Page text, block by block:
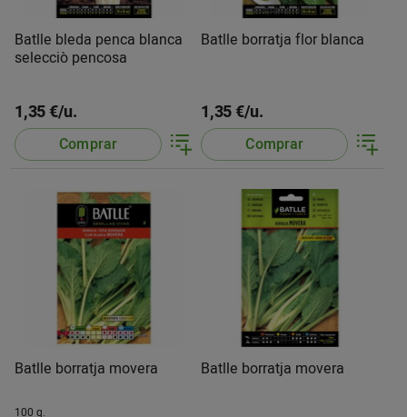
Batlle bleda penca blanca
selecciò pencosa
1,35 €/u.
Comprar
Batlle borratja flor blanca
1,35 €/u.
Comprar
Batlle borratja movera
100 g.
Batlle borratja movera